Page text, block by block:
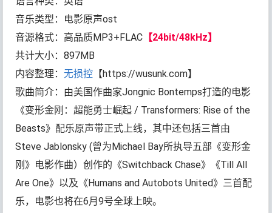
音乐类型：电影原声ost
音源格式：高品质MP3+FLAC 【24bit/48kHz】
共计大小：897MB
内容整理：无损控 【https://wusunk.com】
歌曲简介：由美国作曲家Jongnic Bontemps打造的电影
《变形金刚：超能勇士崛起 / Transformers: Rise of the
Beasts》配乐原声带正式上线，其中还包括三首由
Steve Jablonsky (曾为Michael Bay所执导五部《变形金
刚》电影作曲）创作的《Switchback Chase》《Till All
Are One》以及《Humans and Autobots United》三首配
乐，电影也将在6月9号全球上映。